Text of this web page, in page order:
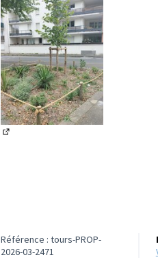
Référence : tours-PROP-
2026-03-2471